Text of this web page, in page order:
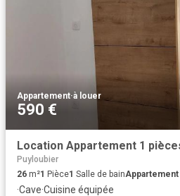
Appartement·à louer
590 €
Puyloubier
26 m²1 Pièce1 Salle de bainAppartement
·Cave·Cuisine équipée